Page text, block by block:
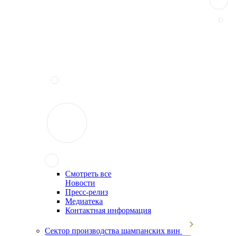
Смотреть все
Новости
Пресс-релиз
Медиатека
Контактная информация
Сектор производства шампанских вин